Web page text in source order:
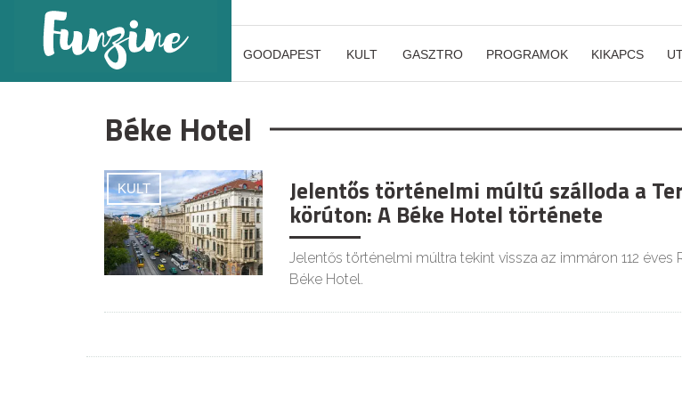
GOODAPEST KULT GASZTRO PROGRAMOK KIKAPCS
Béke Hotel
KULT Jelentős történelmi múltú szálloda a
körúton: A Béke Hotel története
Jelentős történelmi múltra tekint vissza az immáron 112 éves
Béke Hotel.